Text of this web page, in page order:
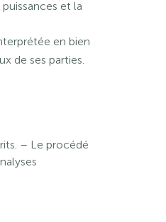
et la
en bien
de ses parties.
– Le procédé